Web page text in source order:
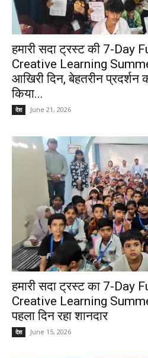
हमारी सदा ट्रस्ट की 7-Day
Creative Learning
आखिरी दिन, बेहतरीन प्रदर्शन
किया...
देश June 21, 2026
हमारी सदा ट्रस्ट का 7-Day
Creative Learning
पहला दिन रहा शानदार
देश June 15, 2026